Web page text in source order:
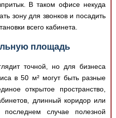
В таком офисе некуда
зону для звонков и посадить
всего кабинета.
площадь
точной, но для бизнеса
в 50 м² могут быть разные
открытое пространство,
длинный коридор или
случае полезной